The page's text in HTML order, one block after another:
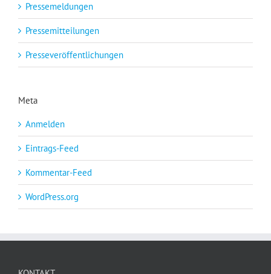
Pressemeldungen
Pressemitteilungen
Presseveröffentlichungen
Meta
Anmelden
Eintrags-Feed
Kommentar-Feed
WordPress.org